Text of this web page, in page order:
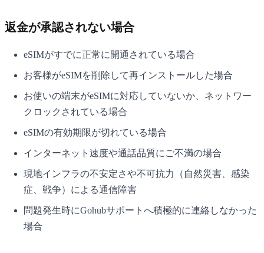
返金が承認されない場合
eSIMがすでに正常に開通されている場合
お客様がeSIMを削除して再インストールした場合
お使いの端末がeSIMに対応していないか、ネットワー
クロックされている場合
eSIMの有効期限が切れている場合
インターネット速度や通話品質にご不満の場合
現地インフラの不安定さや不可抗力（自然災害、感染
症、戦争）による通信障害
問題発生時にGohubサポートへ積極的に連絡しなかった
場合